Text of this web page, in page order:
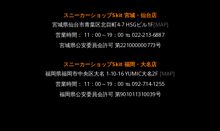
スニーカーショップSkit 宮城・仙台店
宮城県仙台市青葉区北目町4-7 HSGビル1F[MAP]
営業時間： 11：00～19：00 ℡ 022-213-6887
宮城県公安委員会許可 第221000000773号
スニーカーショップSkit 福岡・大名店
福岡県福岡市中央区大名 1-10-16 YUMIC大名2F [MAP]
営業時間： 11：00～19：00 ℡ 092-714-1255
福岡県公安委員会許可 第901011310039号